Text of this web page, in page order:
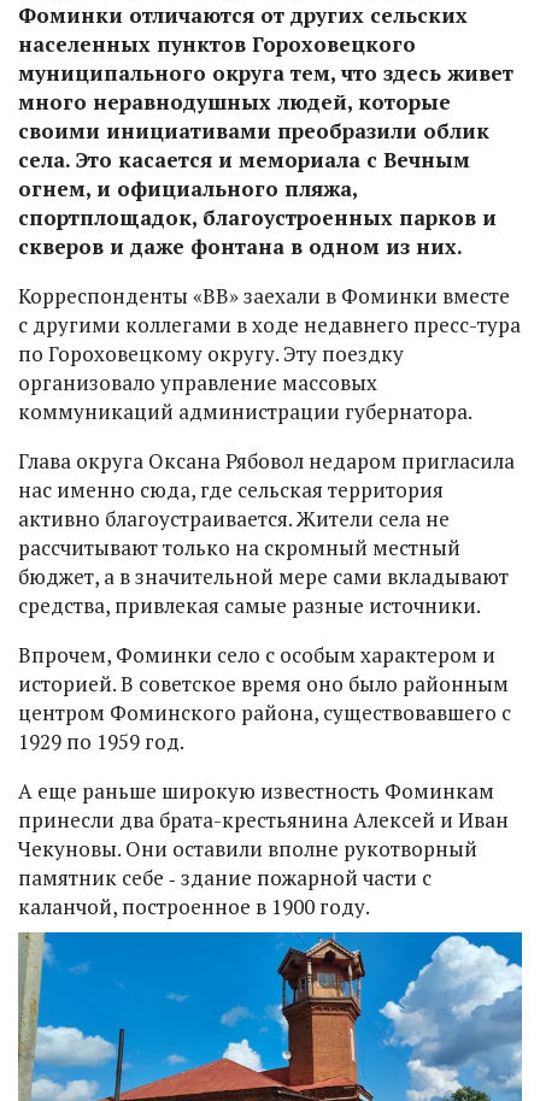
Фоминки отличаются от других сельских
населенных пунктов Гороховецкого
муниципального округа тем, что здесь живет
много неравнодушных людей, которые
своими инициативами преобразили облик
села. Это касается и мемориала с Вечным
огнем, и официального пляжа,
спортплощадок, благоустроенных парков и
скверов и даже фонтана в одном из них.
Корреспонденты «ВВ» заехали в Фоминки вместе
с другими коллегами в ходе недавнего пресс-тура
по Гороховецкому округу. Эту поездку
организовало управление массовых
коммуникаций администрации губернатора.
Глава округа Оксана Рябовол недаром пригласила
нас именно сюда, где сельская территория
активно благоустраивается. Жители села не
рассчитывают только на скромный местный
бюджет, а в значительной мере сами вкладывают
средства, привлекая самые разные источники.
Впрочем, Фоминки село с особым характером и
историей. В советское время оно было районным
центром Фоминского района, существовавшего с
1929 по 1959 год.
А еще раньше широкую известность Фоминкам
принесли два брата-крестьянина Алексей и Иван
Чекуновы. Они оставили вполне рукотворный
памятник себе ‑ здание пожарной части с
каланчой, построенное в 1900 году.